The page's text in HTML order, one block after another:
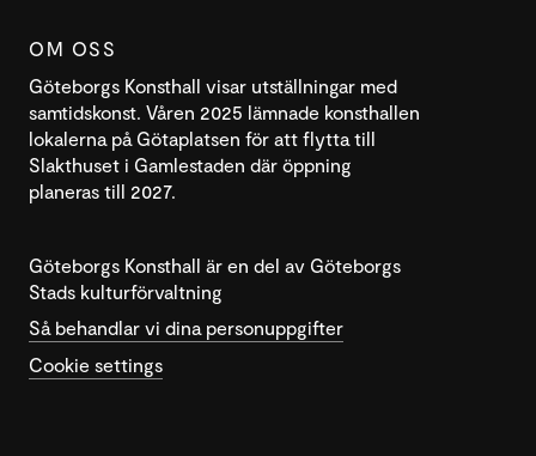
OM OSS
Göteborgs Konsthall visar utställningar med
samtidskonst. Våren 2025 lämnade konsthallen
lokalerna på Götaplatsen för att flytta till
Slakthuset i Gamlestaden där öppning
planeras till 2027.
Göteborgs Konsthall är en del av Göteborgs
Stads kulturförvaltning
Så behandlar vi dina personuppgifter
Cookie settings